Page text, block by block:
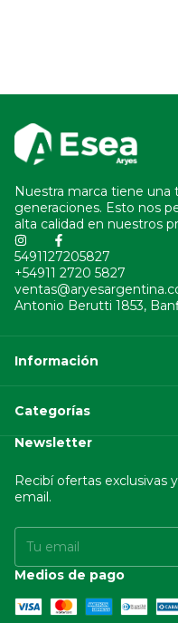
Nuestra marca tiene una
generaciones. Esto nos
alta calidad en nuestros
5491127205827
+54911 2720 5827
Antonio Berutti 1853,
Información
Categorías
Newsletter
Recibí ofertas
email.
Medios de pago